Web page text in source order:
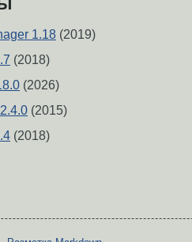
1.18 (2019)
(2018)
(2026)
(2015)
(2018)